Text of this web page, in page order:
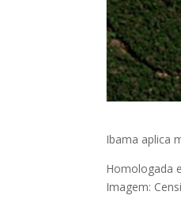
Ibama aplica
Homologada
Imagem: